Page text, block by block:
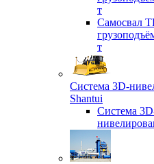
т
Самосвал
т
Система 3D-
Shantui
Система